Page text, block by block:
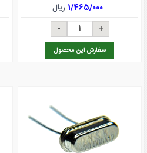
1/465/000 ریال
سفارش این محصول